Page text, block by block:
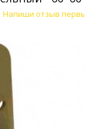
Напиши отзыв